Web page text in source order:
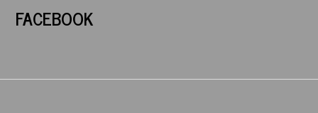
FACEBOOK